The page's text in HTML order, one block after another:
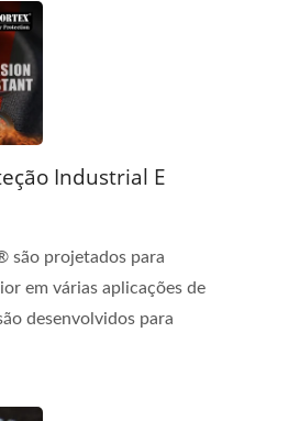
Industrial E
são projetados para
em várias aplicações de
desenvolvidos para